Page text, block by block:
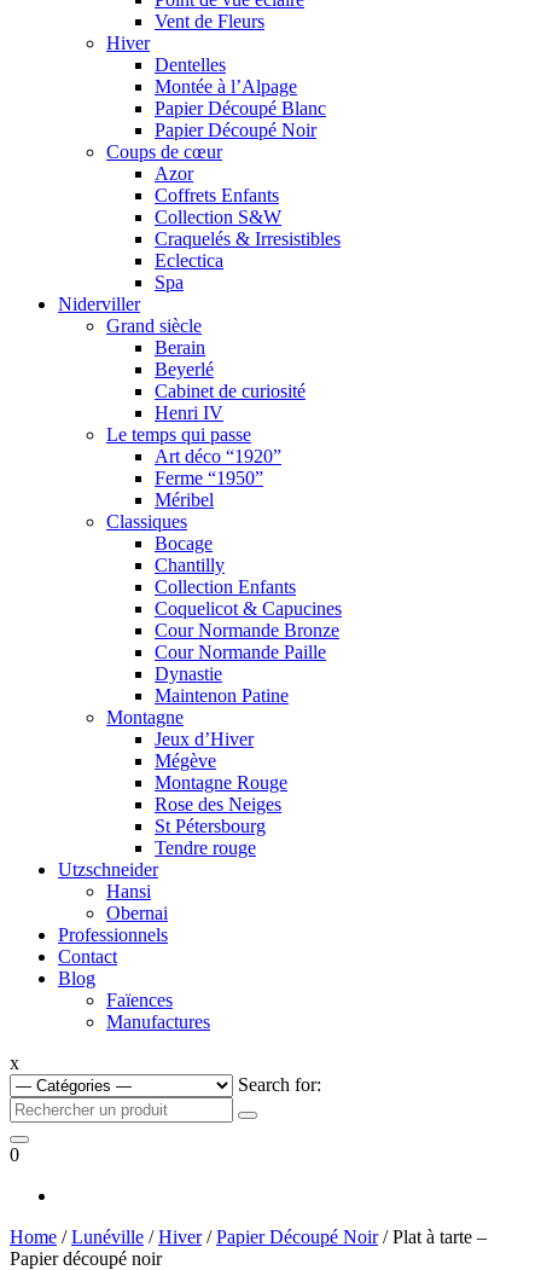
Vent de Fleurs
Hiver
Dentelles
Montée à l’Alpage
Papier Découpé Blanc
Papier Découpé Noir
Coups de cœur
Azor
Coffrets Enfants
Collection S&W
Craquelés & Irresistibles
Eclectica
Spa
Niderviller
Grand siècle
Berain
Beyerlé
Cabinet de curiosité
Henri IV
Le temps qui passe
Art déco “1920”
Ferme “1950”
Méribel
Classiques
Bocage
Chantilly
Collection Enfants
Coquelicot & Capucines
Cour Normande Bronze
Cour Normande Paille
Dynastie
Maintenon Patine
Montagne
Jeux d’Hiver
Mégève
Montagne Rouge
Rose des Neiges
St Pétersbourg
Tendre rouge
Utzschneider
Hansi
Obernai
Professionnels
Contact
Blog
Faïences
Manufactures
x
Search for:
0
Home /Lunéville /Hiver/Papier Découpé Noir/ Plat à tarte –
Papier découpé noir